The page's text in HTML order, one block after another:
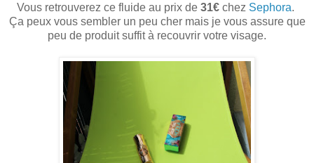
Vous retrouverez ce fluide au prix de 31€ chez Sephora.
Ça peux vous sembler un peu cher mais je vous assure que
peu de produit suffit à recouvrir votre visage.